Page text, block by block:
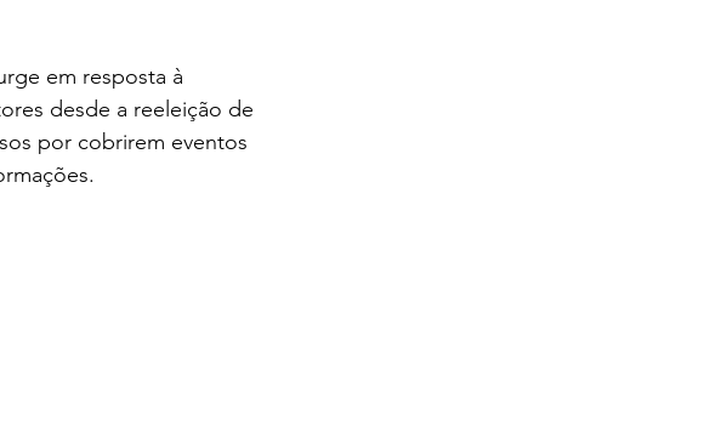
em resposta à
desde a reeleição de
por cobrirem eventos